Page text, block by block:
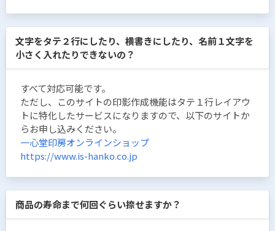
文字をタテ２行にしたり、横書きにしたり、名前１文字を
小さく入れたりできないの？
すべて対応可能です。
ただし、このサイトの印影作成機能はタテ１行レイアウ
トに特化したサービスになりますので、以下のサイトか
らお申し込みください。
一心堂印房オンラインショップ
https://www.is-hanko.co.jp
商品の寿命まで何回ぐらい捺せますか？